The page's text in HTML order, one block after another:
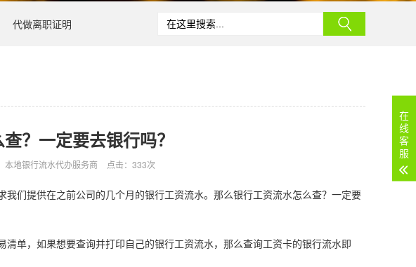
代做离职证明
？一定要去银行吗？
本地银行流水代办服务商 点击：333次
们提供在之前公司的几个月的银行工资流水。那么银行工资流水怎么查？一定要
单，如果想要查询并打印自己的银行工资流水，那么查询工资卡的银行流水即
在
线
客
服